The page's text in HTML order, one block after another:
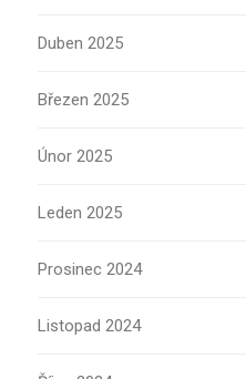
Duben 2025
Březen 2025
Únor 2025
Leden 2025
Prosinec 2024
Listopad 2024